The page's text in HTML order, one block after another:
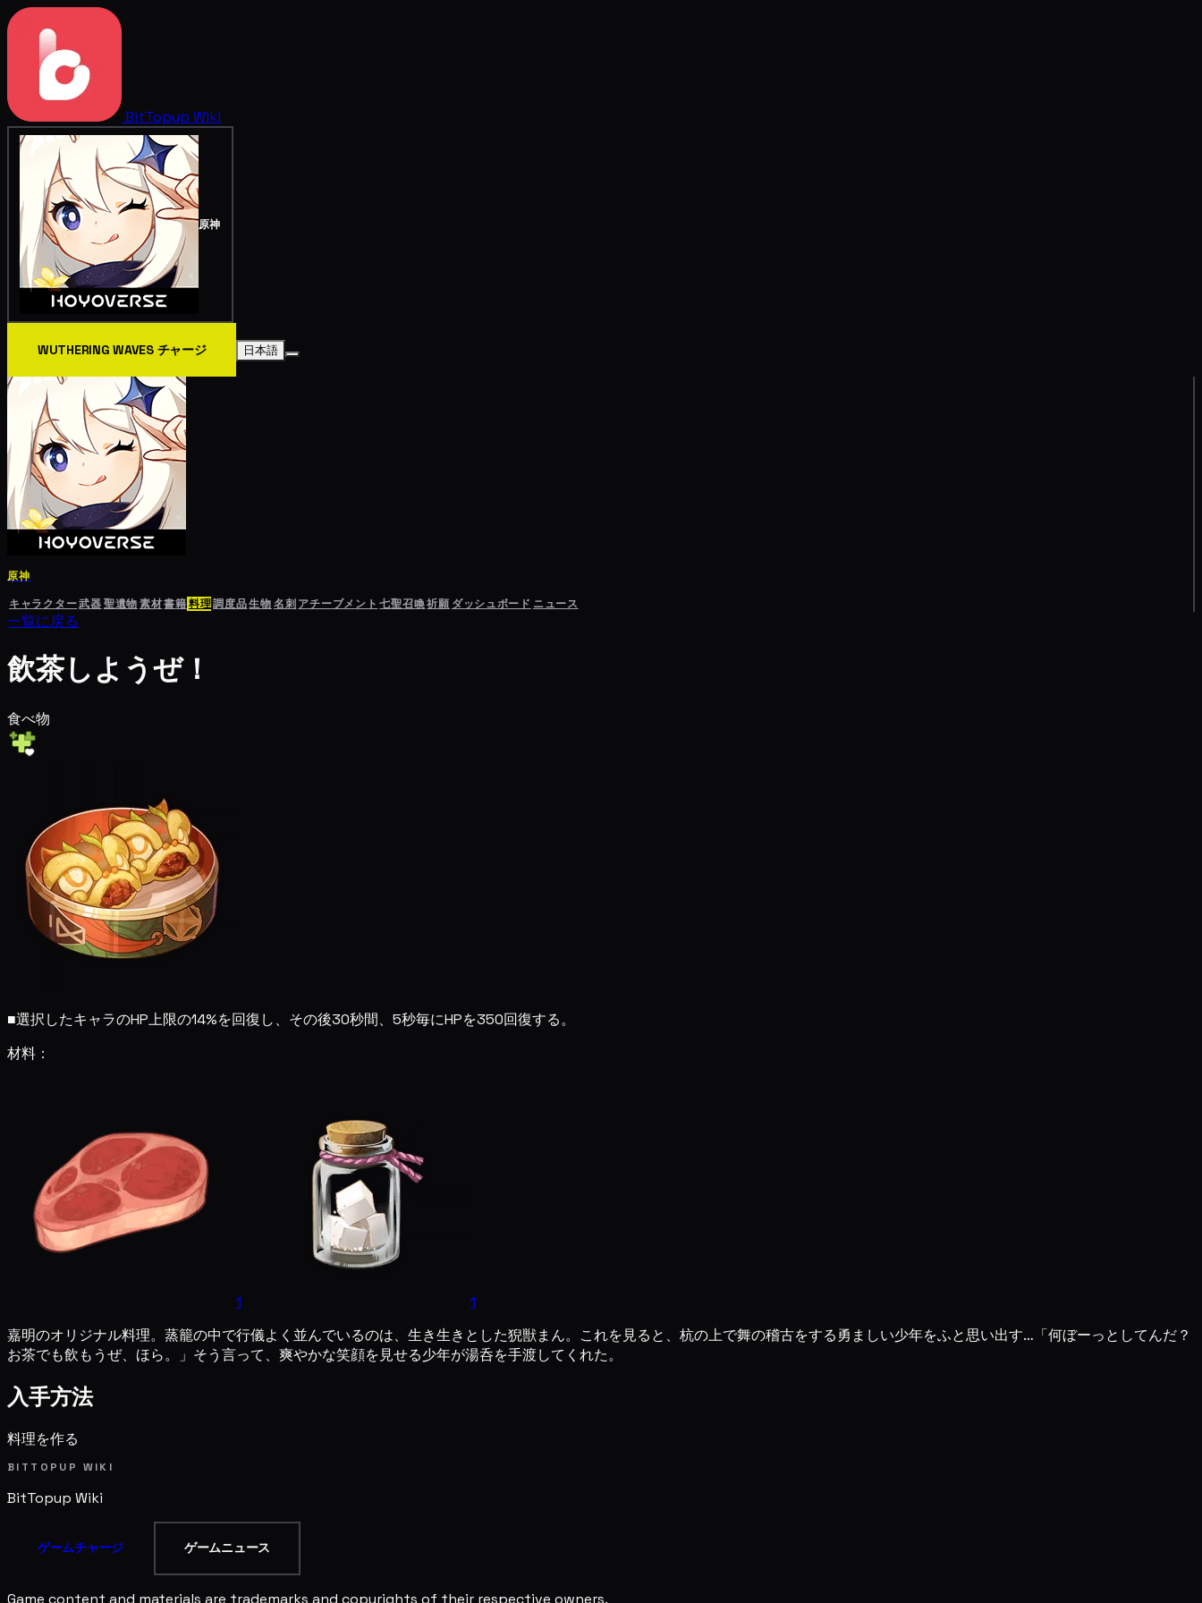
BitTopup Wiki
原神
WUTHERING WAVES チャージ 日本語
原神
キャラクター武器聖遺物素材書籍料理調度品生物名刺 アチーブメント 七聖召喚祈願 ダッシュボード ニュース
一覧に戻る
飲茶しようぜ！
食べ物
■選択したキャラのHP上限の14%を回復し、その後30秒間、5秒毎にHPを350回復する。
材料：
1
1
嘉明のオリジナル料理。蒸籠の中で行儀よく並んでいるのは、生き生きとした猊獣まん。これを見ると、杭の上で舞の稽古をする勇ましい少年をふと思い出す…「何ぼーっとしてんだ？
お茶でも飲もうぜ、ほら。」そう言って、爽やかな笑顔を見せる少年が湯呑を手渡してくれた。
入手方法
料理を作る
BITTOPUP WIKI
BitTopup Wiki
ゲームチャージ ゲームニュース
Game content and materials are trademarks and copyrights of their respective owners.